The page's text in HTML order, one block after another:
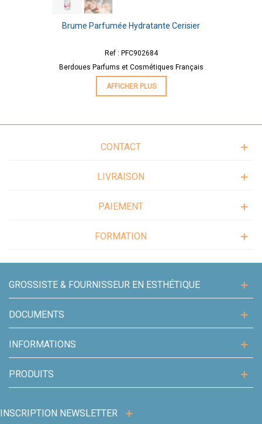
Brume Parfumée Hydratante Cerisier
Ref : PFC902684
Berdoues Parfums et Cosmétiques Français
AFFICHER PLUS
CONTACT
LIVRAISON
PAIEMENT
FORMATION
GROSSISTE & FOURNISSEUR EN ESTHÉTIQUE
DOCUMENTS
INFORMATIONS
PRODUITS
INSCRIPTION NEWSLETTER